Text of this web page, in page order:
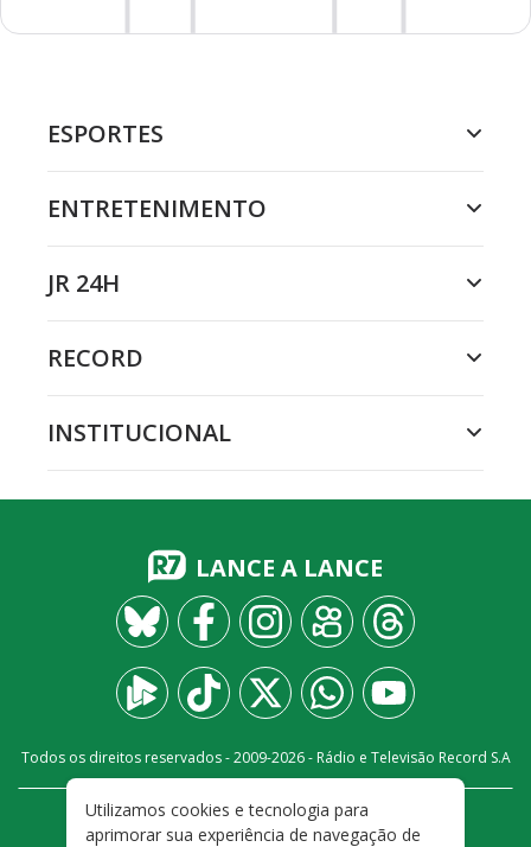
ESPORTES
ENTRETENIMENTO
JR 24H
RECORD
INSTITUCIONAL
LANCE A LANCE
Todos os direitos reservados - 2009-2026- Rádio e Televisão Record S.A
FALE CONOSCO
PRIVACIDADE
Utilizamos cookies e tecnologia para
aprimorar sua experiência de navegação de